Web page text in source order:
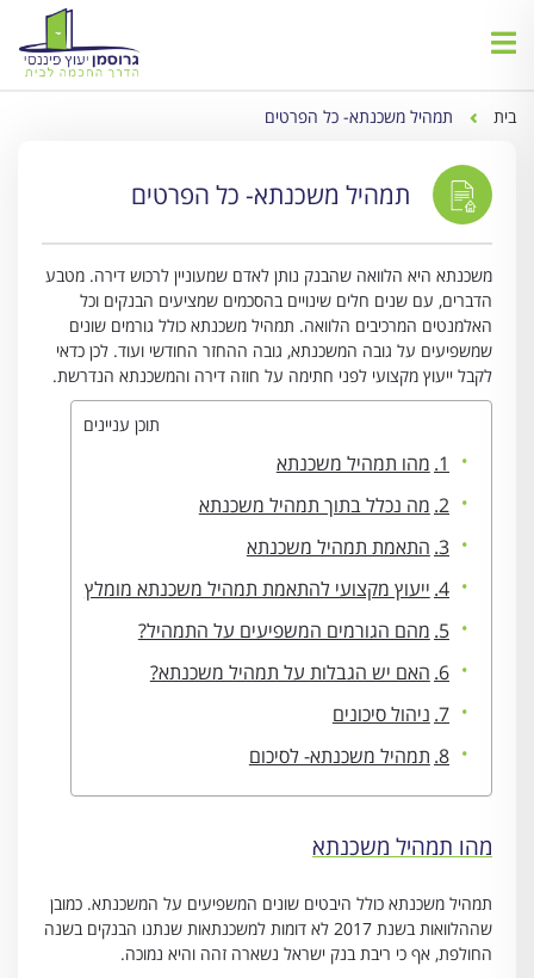
בית תמהיל משכנתא- כל הפרטים
תמהיל משכנתא- כל הפרטים
משכנתא היא הלוואה שהבנק נותן לאדם שמעוניין לרכוש דירה. מטבע
הדברים, עם שנים חלים שינויים בהסכמים שמציעים הבנקים וכל
האלמנטים המרכיבים הלוואה. תמהיל משכנתא כולל גורמים שונים
שמשפיעים על גובה המשכנתא, גובה ההחזר החודשי ועוד. לכן כדאי
לקבל ייעוץ מקצועי לפני חתימה על חוזה דירה והמשכנתא הנדרשת.
תוכן עניינים
מהו תמהיל משכנתא
מה נכלל בתוך תמהיל משכנתא
התאמת תמהיל משכנתא
ייעוץ מקצועי להתאמת תמהיל משכנתא מומלץ
מהם הגורמים המשפיעים על התמהיל?
האם יש הגבלות על תמהיל משכנתא?
ניהול סיכונים
תמהיל משכנתא- לסיכום
מהו תמהיל משכנתא
תמהיל משכנתא כולל היבטים שונים המשפיעים על המשכנתא. כמובן
שההלוואות בשנת 2017 לא דומות למשכנתאות שנתנו הבנקים בשנה
החולפת, אף כי ריבת בנק ישראל נשארה זהה והיא נמוכה.